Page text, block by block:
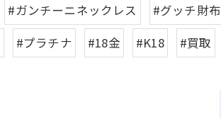
#ガンチーニネックレス #グッチ財布
#プラチナ #18金 #K18 #買取